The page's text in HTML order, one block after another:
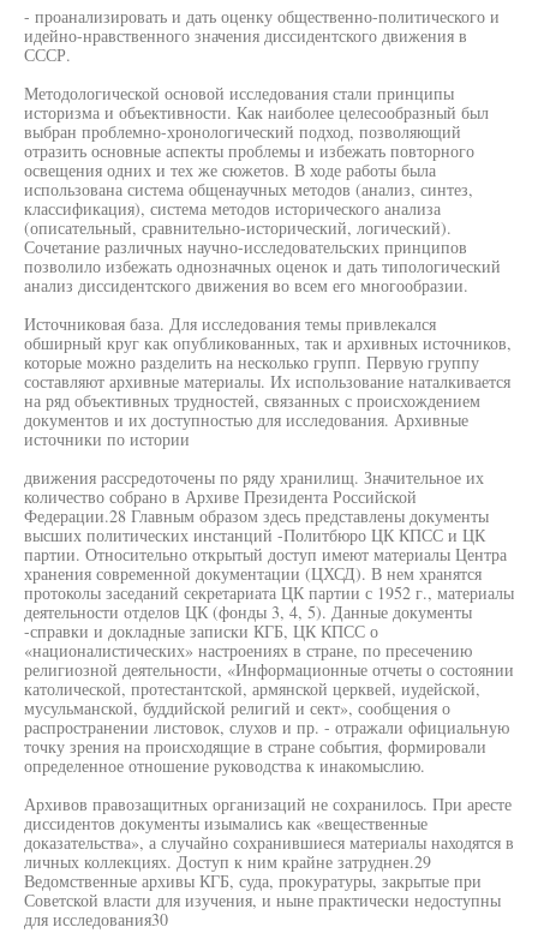
- проанализировать и дать оценку общественно-политического и
идейно-нравственного значения диссидентского движения в
СССР.
Методологической основой исследования стали принципы
историзма и объективности. Как наиболее целесообразный был
выбран проблемно-хронологический подход, позволяющий
отразить основные аспекты проблемы и избежать повторного
освещения одних и тех же сюжетов. В ходе работы была
использована система общенаучных методов (анализ, синтез,
классификация), система методов исторического анализа
(описательный, сравнительно-исторический, логический).
Сочетание различных научно-исследовательских принципов
позволило избежать однозначных оценок и дать типологический
анализ диссидентского движения во всем его многообразии.
Источниковая база. Для исследования темы привлекался
обширный круг как опубликованных, так и архивных источников,
которые можно разделить на несколько групп. Первую группу
составляют архивные материалы. Их использование наталкивается
на ряд объективных трудностей, связанных с происхождением
документов и их доступностью для исследования. Архивные
источники по истории
движения рассредоточены по ряду хранилищ. Значительное их
количество собрано в Архиве Президента Российской
Федерации.28 Главным образом здесь представлены документы
высших политических инстанций -Политбюро ЦК КПСС и ЦК
партии. Относительно открытый доступ имеют материалы Центра
хранения современной документации (ЦХСД). В нем хранятся
протоколы заседаний секретариата ЦК партии с 1952 г., материалы
деятельности отделов ЦК (фонды 3, 4, 5). Данные документы
-справки и докладные записки КГБ, ЦК КПСС о
«националистических» настроениях в стране, по пресечению
религиозной деятельности, «Информационные отчеты о состоянии
католической, протестантской, армянской церквей, иудейской,
мусульманской, буддийской религий и сект», сообщения о
распространении листовок, слухов и пр. - отражали официальную
точку зрения на происходящие в стране события, формировали
определенное отношение руководства к инакомыслию.
Архивов правозащитных организаций не сохранилось. При аресте
диссидентов документы изымались как «вещественные
доказательства», а случайно сохранившиеся материалы находятся в
личных коллекциях. Доступ к ним крайне затруднен.29
Ведомственные архивы КГБ, суда, прокуратуры, закрытые при
Советской власти для изучения, и ныне практически недоступны
для исследования30